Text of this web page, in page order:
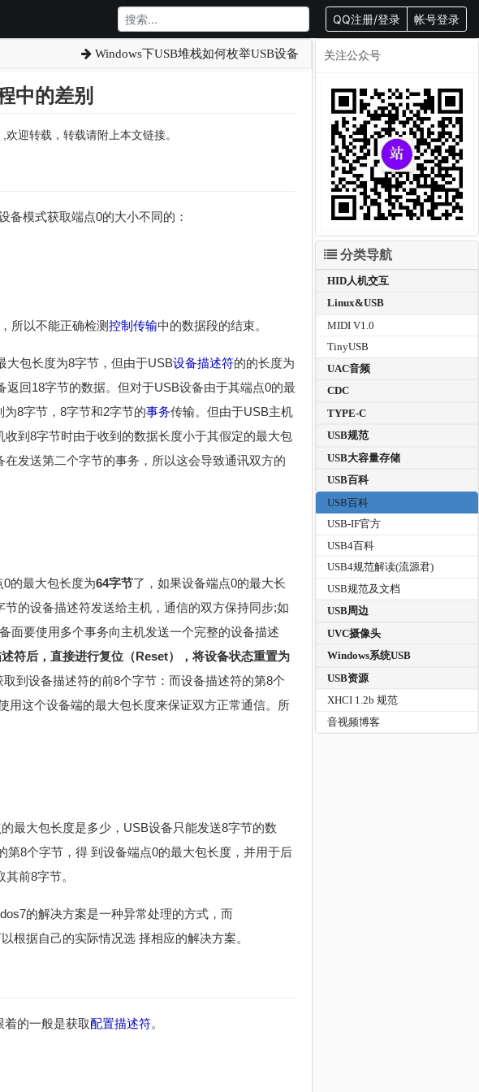
QQ注册/登录 帐号登录
Windows下USB堆栈如何枚举USB设备
中的差别
迎转载，转载请附上本文链接。
备模式获取端点0的大小不同的：
所以不能正确检测控制传输中的数据段的结束。
大包长度为8字节，但由于USB设备描述符的的长度为
返回18字节的数据。但对于USB设备由于其端点0的最
为8字节，8字节和2字节的事务传输。但由于USB主机
到8字节时由于收到的数据长度小于其假定的最大包
发送第二个字节的事务，所以这会导致通讯双方的
的最大包长度为64字节了，如果设备端点0的最大长
的设备描述符发送给主机，通信的双方保持同步;如
面要使用多个事务向主机发送一个完整的设备描述
符后，直接进行复位（Reset），将设备状态重置为
到设备描述符的前8个字节：而设备描述符的第8个
用这个设备端的最大包长度来保证双方正常通信。所
最大包长度是多少，USB设备只能发送8字节的数
8个字节，得 到设备端点0的最大包长度，并用于后
前8字节。
的解决方案是一种异常处理的方式，而
根据自己的实际情况选 择相应的解决方案。
的一般是获取配置描述符。
关注公众号
分类导航
HID人机交互
Linux&USB
MIDI V1.0
TinyUSB
UAC音频
CDC
TYPE-C
USB规范
USB大容量存储
USB百科
USB百科
USB-IF官方
USB4百科
USB4规范解读(流源君)
USB规范及文档
USB周边
UVC摄像头
Windows系统USB
USB资源
XHCI 1.2b 规范
音视频博客